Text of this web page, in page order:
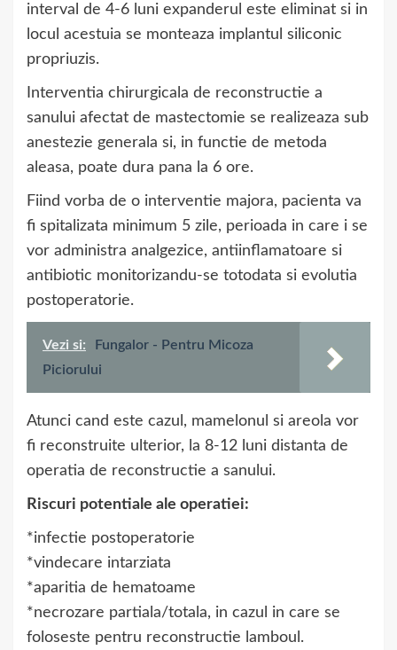
interval de 4-6 luni expanderul este eliminat si in
locul acestuia se monteaza implantul siliconic
propriuzis.
Interventia chirurgicala de reconstructie a
sanului afectat de mastectomie se realizeaza sub
anestezie generala si, in functie de metoda
aleasa, poate dura pana la 6 ore.
Fiind vorba de o interventie majora, pacienta va
fi spitalizata minimum 5 zile, perioada in care i se
vor administra analgezice, antiinflamatoare si
antibiotic monitorizandu-se totodata si evolutia
postoperatorie.
Vezi si:
Fungalor - Pentru Micoza
Piciorului
Atunci cand este cazul, mamelonul si areola vor
fi reconstruite ulterior, la 8-12 luni distanta de
operatia de reconstructie a sanului.
Riscuri potentiale ale operatiei:
*infectie postoperatorie
*vindecare intarziata
*aparitia de hematoame
*necrozare partiala/totala, in cazul in care se
foloseste pentru reconstructie lamboul.